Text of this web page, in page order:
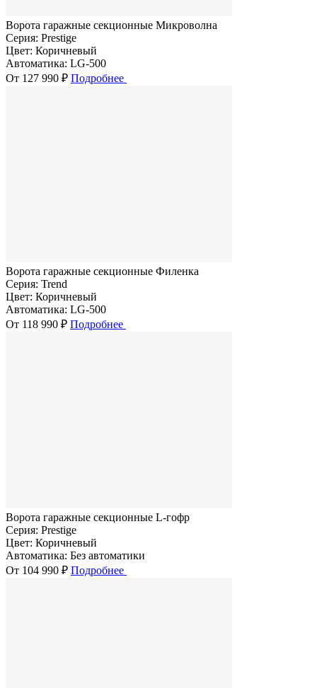
Ворота гаражные секционные Микроволна
Серия: Prestige
Цвет: Коричневый
Автоматика: LG-500
От 127 990 ₽ Подробнее
Ворота гаражные секционные Филенка
Серия: Trend
Цвет: Коричневый
Автоматика: LG-500
От 118 990 ₽ Подробнее
Ворота гаражные секционные L-гофр
Серия: Prestige
Цвет: Коричневый
Автоматика: Без автоматики
От 104 990 ₽ Подробнее